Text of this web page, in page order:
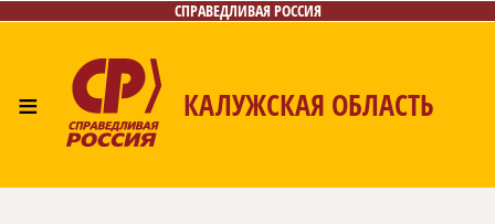
СПРАВЕДЛИВАЯ РОССИЯ
≡ КАЛУЖСКАЯ ОБЛАСТЬ